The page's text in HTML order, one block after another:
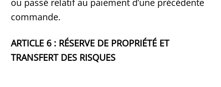
ou passé relatif au paiement d’une précédente
commande.
ARTICLE 6 : RÉSERVE DE PROPRIÉTÉ ET
TRANSFERT DES RISQUES